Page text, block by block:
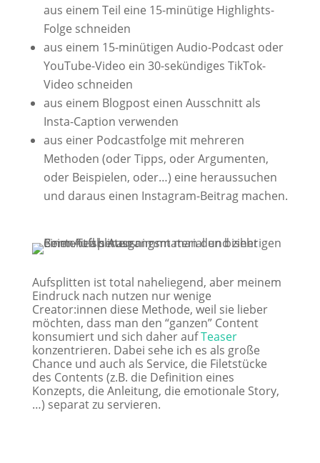
aus einem Teil eine 15-minütige Highlights-
Folge schneiden
aus einem 15-minütigen Audio-Podcast oder
YouTube-Video ein 30-sekündiges TikTok-
Video schneiden
aus einem Blogpost einen Ausschnitt als
Insta-Caption verwenden
aus einer Podcastfolge mit mehreren
Methoden (oder Tipps, oder Argumenten,
oder Beispielen, oder…) eine heraussuchen
und daraus einen Instagram-Beitrag machen.
Aufsplitten ist total naheliegend, aber meinem
Eindruck nach nutzen nur wenige
Creator:innen diese Methode, weil sie lieber
möchten, dass man den “ganzen” Content
konsumiert und sich daher aufTeaser
konzentrieren. Dabei sehe ich es als große
Chance und auch als Service, die Filetstücke
des Contents (z.B. die Definition eines
Konzepts, die Anleitung, die emotionale Story,
…) separat zu servieren.